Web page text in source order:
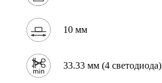
10 мм
33.33 мм (4 светодиода)